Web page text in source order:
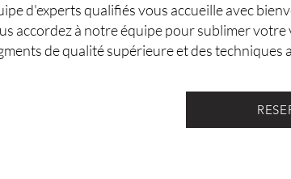
d'experts qualifiés vous accueille avec
accordez à notre équipe pour sublimer
de qualité supérieure et des